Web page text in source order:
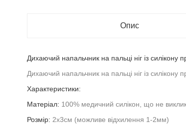
Опис
Дихаючий напальчник на пальці ніг із силікону
Дихаючий напальчник на пальці ніг із силікону
Характеристики:
Матеріал: 100% медичний силікон, що не
Розмір: 2х3см (можливе відхилення 1-2мм)